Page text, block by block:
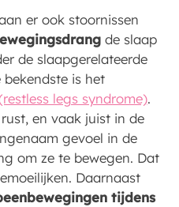
er ook stoornissen
de slaap
de slaapgerelateerde
is het
legs syndrome).
en vaak juist in de
gevoel in de
om ze te bewegen. Dat
Daarnaast
tijdens